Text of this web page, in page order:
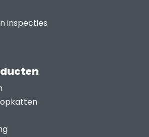
inspecties